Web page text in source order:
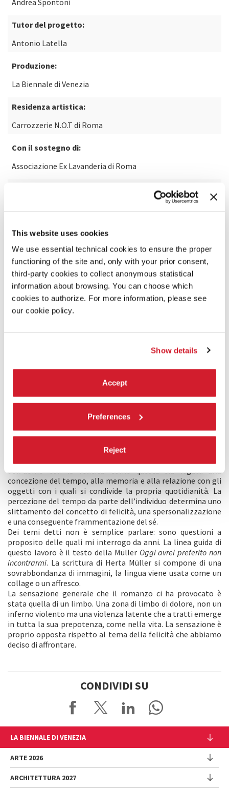
This website uses cookies
We use essential technical cookies to ensure the proper
functioning of the site and, only with your prior consent,
third-party cookies to collect anonymous statistical
information about browsing. You can choose which
cookies to authorize. For more information, please see
our cookie policy.
Show details
Accept
Preferences
Reject
Andrea Spontoni
Tutor del progetto:
Antonio Latella
Produzione:
La Biennale di Venezia
Residenza artistica:
Carrozzerie N.O.T di Roma
Con il sostegno di:
Associazione Ex Lavanderia di Roma
OGGI AVREI PREFERITO NON INCONTRARMI di Herta
Prima edizione ne “I Narratori” giugno 2011
Uno sguardo estraneo ovvero come la felicità è diventata una
ha avuto fin dall’inizio l’obiettivo di indagare,
concezione del tempo, alla memoria e alla relazione con gli
oggetti con i quali si condivide la propria quotidianità. La
percezione del tempo da parte dell’individuo determina uno
slittamento del concetto di felicità, una spersonalizzazione
e una conseguente frammentazione del sé.
Dei temi detti non è semplice parlare: sono questioni a
proposito delle quali mi interrogo da anni. La linea guida di
questo lavoro è il testo della Müller Oggi avrei preferito non
incontrarmi. La scrittura di Herta Müller si compone di una
sovrabbondanza di immagini, la lingua viene usata come un
collage o un affresco.
La sensazione generale che il romanzo ci ha provocato è
stata quella di un limbo. Una zona di limbo di dolore, non un
inferno violento ma una violenza latente che a tratti emerge
in tutta la sua prepotenza, come nella vita. La sensazione è
proprio opposta rispetto al tema della felicità che abbiamo
deciso di affrontare.
CONDIVIDI SU
LA BIENNALE DI VENEZIA
L'Istituzione
Cariche istituzionali
Storia
ARTE 2026
Esposizione
ARCHITETTURA 2027